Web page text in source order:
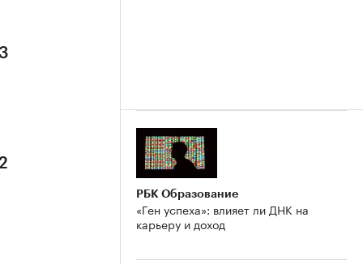
РБК Образование
«Ген успеха»: влияет ли ДНК на
карьеру и доход